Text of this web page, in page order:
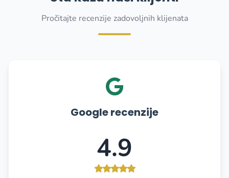
Pročitajte recenzije zadovoljnih klijenata
Google recenzije
4.9